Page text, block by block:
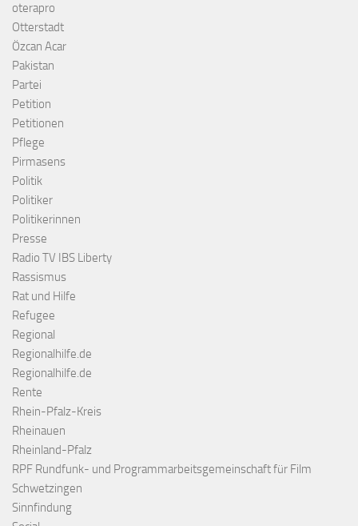
oterapro
Otterstadt
Özcan Acar
Pakistan
Partei
Petition
Petitionen
Pflege
Pirmasens
Politik
Politiker
Politikerinnen
Presse
Radio TV IBS Liberty
Rassismus
Rat und Hilfe
Refugee
Regional
Regionalhilfe.de
Regionalhilfe.de
Rente
Rhein-Pfalz-Kreis
Rheinauen
Rheinland-Pfalz
RPF Rundfunk- und Programmarbeitsgemeinschaft für Film
Schwetzingen
Sinnfindung